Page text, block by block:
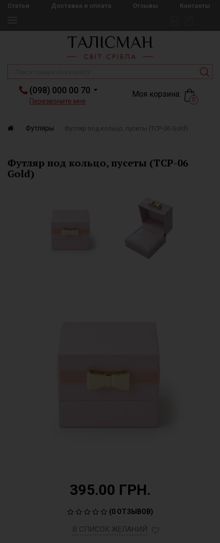
Статьи Доставка и оплата Отзывы Контакты
(098) 000 00 70
Перезвоните мне
Моя корзина:
0
Футляры Футляр под кольцо, пусеты (TCP-06 Gold)
Футляр под кольцо, пусеты (TCP-06
Gold)
395.00 ГРН.
(0 ОТЗЫВОВ)
В СПИСОК ЖЕЛАНИЙ